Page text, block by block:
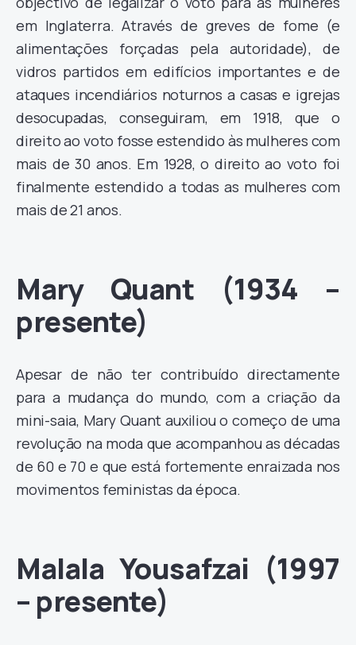
em Inglaterra. Através de greves de fome (e
alimentações forçadas pela autoridade), de
vidros partidos em edifícios importantes e de
ataques incendiários noturnos a casas e igrejas
desocupadas, conseguiram, em 1918, que o
direito ao voto fosse estendido às mulheres com
mais de 30 anos. Em 1928, o direito ao voto foi
finalmente estendido a todas as mulheres com
mais de 21 anos.
Mary Quant (1934 –
presente)
Apesar de não ter contribuído directamente
para a mudança do mundo, com a criação da
mini-saia, Mary Quant auxiliou o começo de uma
revolução na moda que acompanhou as décadas
de 60 e 70 e que está fortemente enraizada nos
movimentos feministas da época.
Malala Yousafzai (1997
– presente)